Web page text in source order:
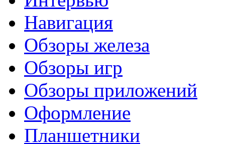
Навигация
Обзоры железа
Обзоры игр
Обзоры приложений
Оформление
Планшетники